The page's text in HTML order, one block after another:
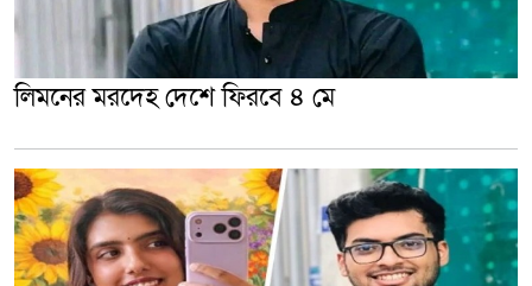
লিমনের মরদেহ দেশে ফিরবে ৪ মে